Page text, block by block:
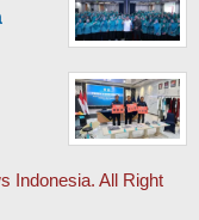
Indonesia. All Right